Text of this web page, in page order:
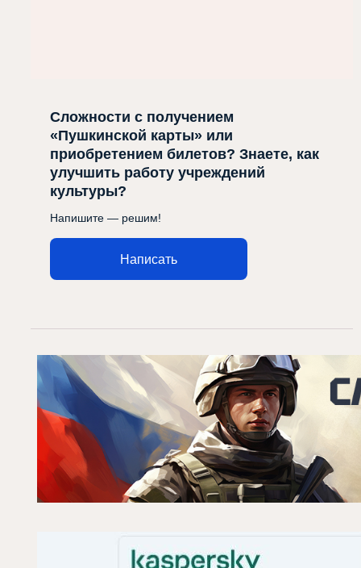
Сложности с получением
«Пушкинской карты» или
приобретением билетов? Знаете, как
улучшить работу учреждений
культуры?
Напишите — решим!
Написать